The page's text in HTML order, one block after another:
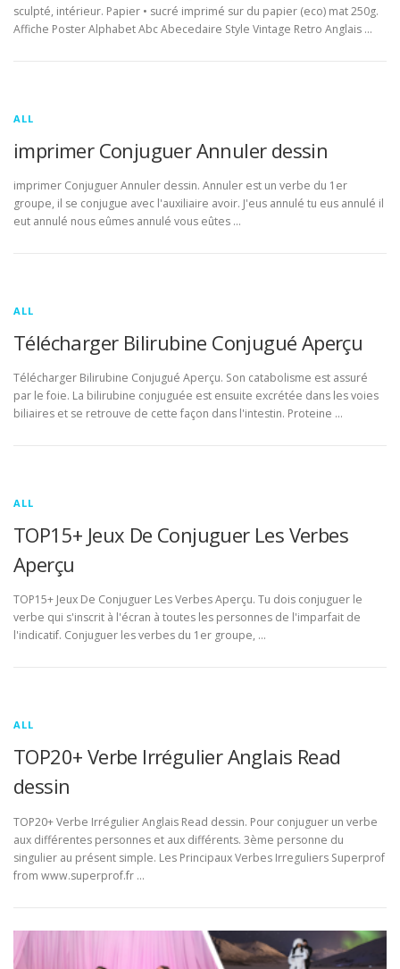
sculpté, intérieur. Papier • sucré imprimé sur du papier (eco) mat 250g.
Affiche Poster Alphabet Abc Abecedaire Style Vintage Retro Anglais …
ALL
imprimer Conjuguer Annuler dessin
imprimer Conjuguer Annuler dessin. Annuler est un verbe du 1er
groupe, il se conjugue avec l'auxiliaire avoir. J'eus annulé tu eus annulé il
eut annulé nous eûmes annulé vous eûtes …
ALL
Télécharger Bilirubine Conjugué Aperçu
Télécharger Bilirubine Conjugué Aperçu. Son catabolisme est assuré
par le foie. La bilirubine conjuguée est ensuite excrétée dans les voies
biliaires et se retrouve de cette façon dans l'intestin. Proteine …
ALL
TOP15+ Jeux De Conjuguer Les Verbes
Aperçu
TOP15+ Jeux De Conjuguer Les Verbes Aperçu. Tu dois conjuguer le
verbe qui s'inscrit à l'écran à toutes les personnes de l'imparfait de
l'indicatif. Conjuguer les verbes du 1er groupe, …
ALL
TOP20+ Verbe Irrégulier Anglais Read
dessin
TOP20+ Verbe Irrégulier Anglais Read dessin. Pour conjuguer un verbe
aux différentes personnes et aux différents. 3ème personne du
singulier au présent simple. Les Principaux Verbes Irreguliers Superprof
from www.superprof.fr …